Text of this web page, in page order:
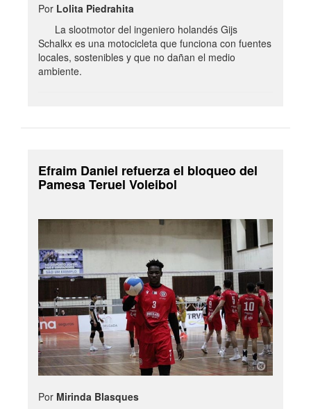
Por Lolita Piedrahita
La slootmotor del ingeniero holandés Gijs
Schalkx es una motocicleta que funciona con fuentes
locales, sostenibles y que no dañan el medio
ambiente.
Efraim Daniel refuerza el bloqueo del
Pamesa Teruel Voleibol
Por Mirinda Blasques